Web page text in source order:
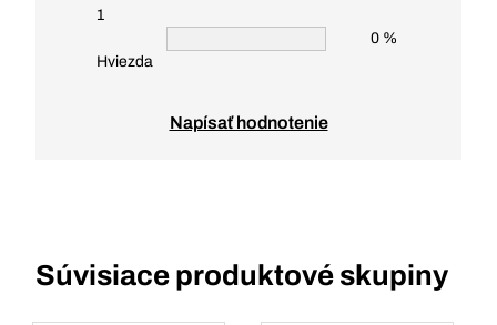
1
Hviezda
0 %
Napísať hodnotenie
Súvisiace produktové skupiny